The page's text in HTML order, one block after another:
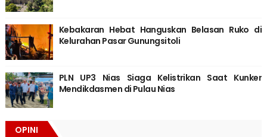
Kebakaran Hebat Hanguskan Belasan Ruko di
Kelurahan Pasar Gunungsitoli
PLN UP3 Nias Siaga Kelistrikan Saat Kunker
Mendikdasmen di Pulau Nias
OPINI